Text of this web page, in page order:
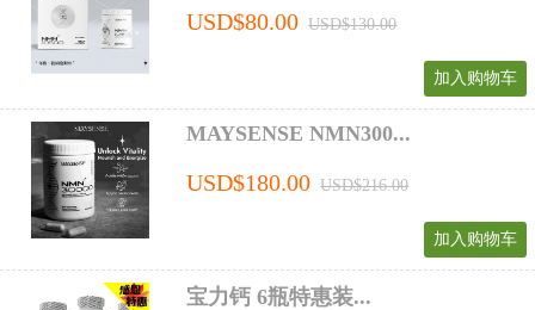
USD$80.00 USD$130.00
加入购物车
MAYSENSE NMN300...
USD$180.00 USD$216.00
加入购物车
宝力钙 6瓶特惠装...